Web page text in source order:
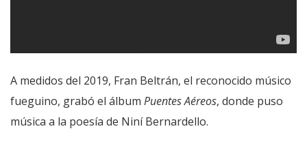
A medidos del 2019, Fran Beltrán, el reconocido músico
fueguino, grabó el álbum Puentes Aéreos, donde puso
música a la poesía de Niní Bernardello.